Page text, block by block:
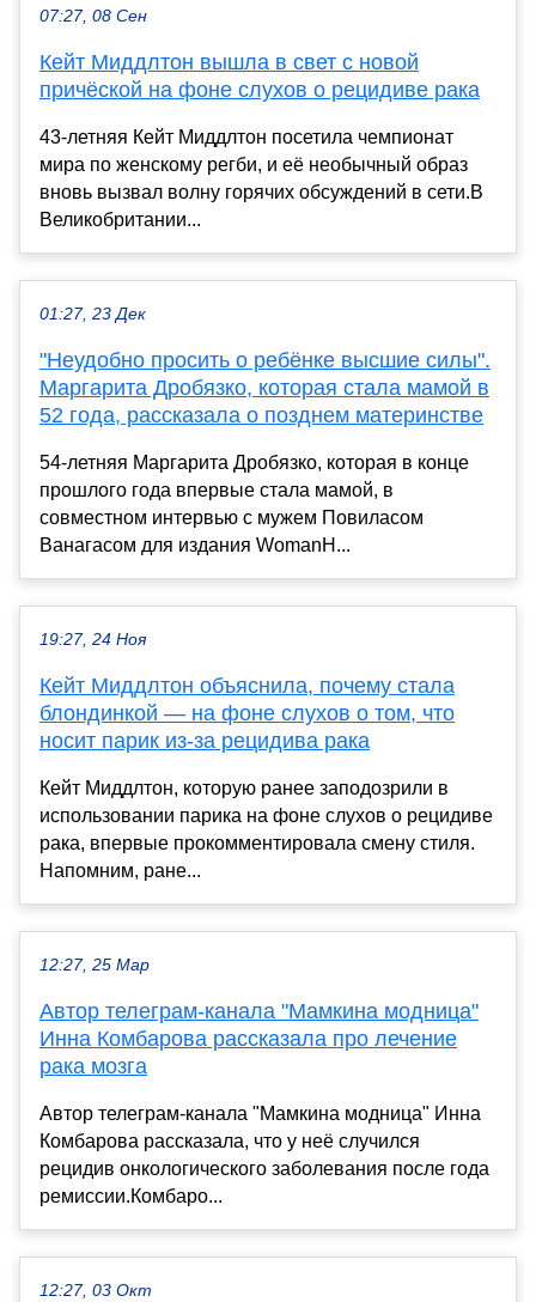
07:27, 08 Сен
Кейт Миддлтон вышла в свет с новой
причёской на фоне слухов о рецидиве рака
43-летняя Кейт Миддлтон посетила чемпионат
мира по женскому регби, и её необычный образ
вновь вызвал волну горячих обсуждений в сети.В
Великобритании...
01:27, 23 Дек
"Неудобно просить о ребёнке высшие силы".
Маргарита Дробязко, которая стала мамой в
52 года, рассказала о позднем материнстве
54-летняя Маргарита Дробязко, которая в конце
прошлого года впервые стала мамой, в
совместном интервью с мужем Повиласом
Ванагасом для издания WomanH...
19:27, 24 Ноя
Кейт Миддлтон объяснила, почему стала
блондинкой — на фоне слухов о том, что
носит парик из-за рецидива рака
Кейт Миддлтон, которую ранее заподозрили в
использовании парика на фоне слухов о рецидиве
рака, впервые прокомментировала смену стиля.
Напомним, ране...
12:27, 25 Мар
Автор телеграм-канала "Мамкина модница"
Инна Комбарова рассказала про лечение
рака мозга
Автор телеграм-канала "Мамкина модница" Инна
Комбарова рассказала, что у неё случился
рецидив онкологического заболевания после года
ремиссии.Комбаро...
12:27, 03 Окт